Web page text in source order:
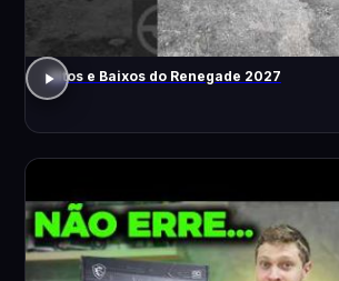
Altos e Baixos do Renegade 2027